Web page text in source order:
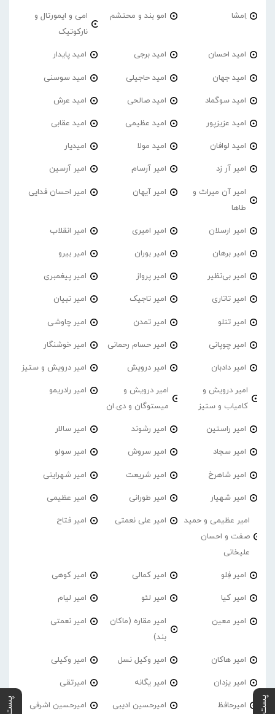
اِمشا امو بند و محتشم
امی و ایمورتال و
نارکوتیک
امید احسان امید برجی امید پایدار
امید جهان امید حاجیلی امید سوسنی
امید سوگماد امید صالحی امید عرش
امید عزیزپور امید عظیمی امید عقابی
امید لوافان امید مولا امیدیار
امیر آر زد امیر آرسام امیر آرسین
امیر آن میراث و
طاها
امیر آیهان امیر احسان فدایی
امیر ارسلان امیر امیری امیر انقلاب
امیر برهان امیر‌ بوران امیر بیرو
امیر بی‌نظیر امیر پرواز امیر پیغمبری
امیر تاتاری امیر تاجیک امیر تبیان
امیر تتلو امیر تمدن امیر چاوشی
امیر چوپانی امیر حسام رحمانی امیر خوشنگار
امیر دادبان امیر درویش امیر درویش و ستیز
امیر درویش و
کامیاب و ستیز
امیر درویش و
میستوگان و دی.ان
امیر رادریمو
امیر راستین امیر رشوند امیر سالار
امیر سجاد امیر سروش امیر سولو
امیر شاهرخ امیر شریعت امیر شهراینی
امیر شهیار امیر طورانی امیر عظیمی
امیر عظیمی و حمید
صفت و احسان
علیخانی
امیر علی نعمتی امیر فتاح
امیر فِلو امیر کمالی امیر کوهی
امیر کیا امیر لئو امیر لیام
امیر معین
امیر مقاره (ماکان
بند)
امیر نعمتی
امیر هاکان امیر وکیل نسل امیر وکیلی
امیر یزدان امیر یگانه امیرتقی
امیرحافظ امیرحسین ادیبی امیرحسین اشرفی